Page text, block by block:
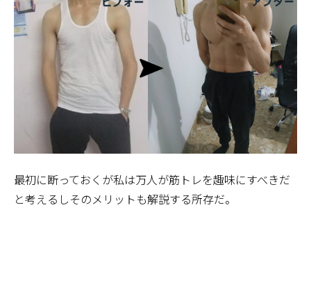
最初に断っておくが私は万人が筋トレを趣味にすべきだ
と考えるしそのメリットも解説する所存だ。